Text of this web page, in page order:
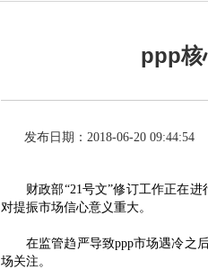
ppp核
发布日期：2018-06-20 09:44:54
财政部“21号文”修订工作正在
对提振市场信心意义重大。
在监管趋严导致ppp市场遇冷之
场关注。